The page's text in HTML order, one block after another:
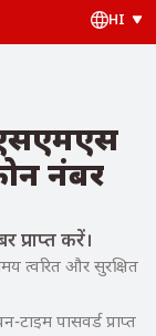
HI
नंबर
प्राप्त करें।
त्वरित और सुरक्षित
पासवर्ड प्राप्त